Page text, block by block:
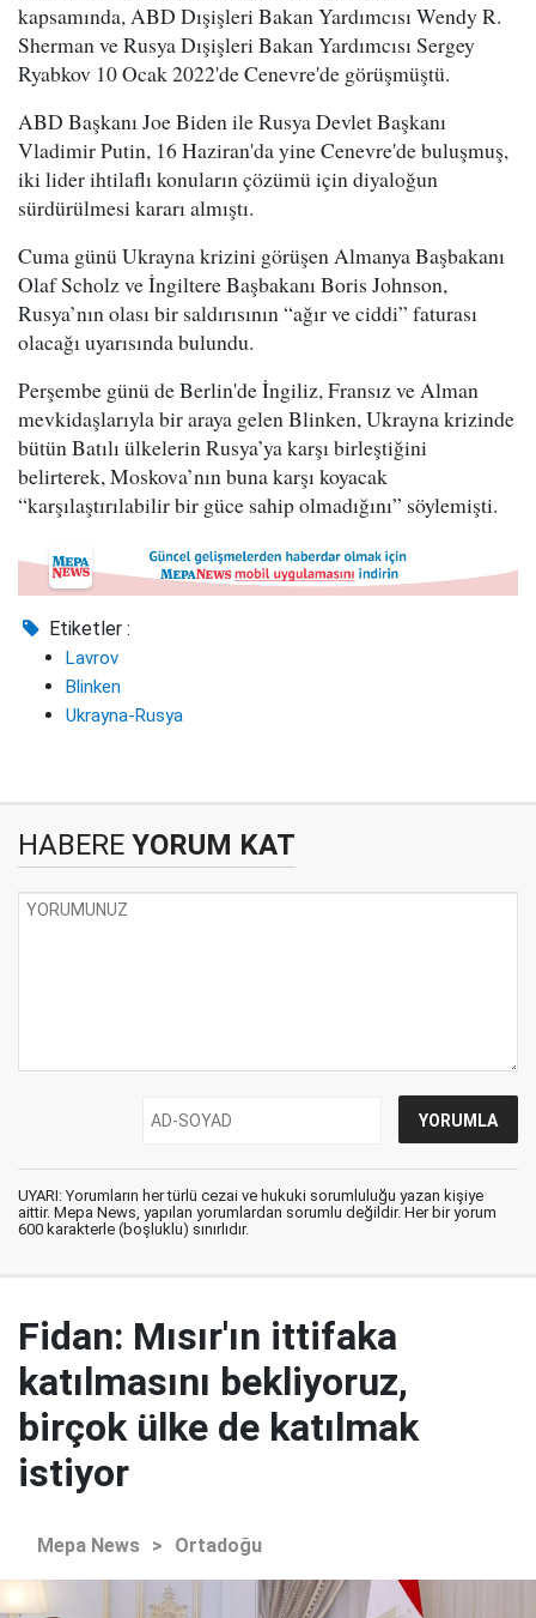
kapsamında, ABD Dışişleri Bakan Yardımcısı Wendy R.
Sherman ve Rusya Dışişleri Bakan Yardımcısı Sergey
Ryabkov 10 Ocak 2022'de Cenevre'de görüşmüştü.
ABD Başkanı Joe Biden ile Rusya Devlet Başkanı
Vladimir Putin, 16 Haziran'da yine Cenevre'de buluşmuş,
iki lider ihtilaflı konuların çözümü için diyaloğun
sürdürülmesi kararı almıştı.
Cuma günü Ukrayna krizini görüşen Almanya Başbakanı
Olaf Scholz ve İngiltere Başbakanı Boris Johnson,
Rusya’nın olası bir saldırısının “ağır ve ciddi” faturası
olacağı uyarısında bulundu.
Perşembe günü de Berlin'de İngiliz, Fransız ve Alman
mevkidaşlarıyla bir araya gelen Blinken, Ukrayna krizinde
bütün Batılı ülkelerin Rusya’ya karşı birleştiğini
belirterek, Moskova’nın buna karşı koyacak
“karşılaştırılabilir bir güce sahip olmadığını” söylemişti.
Etiketler :
Lavrov
Blinken
Ukrayna-Rusya
HABERE YORUM KAT
UYARI: Yorumların her türlü cezai ve hukuki sorumluluğu yazan kişiye
aittir. Mepa News, yapılan yorumlardan sorumlu değildir. Her bir yorum
600 karakterle (boşluklu) sınırlıdır.
Fidan: Mısır'ın ittifaka
katılmasını bekliyoruz,
birçok ülke de katılmak
istiyor
Mepa News > Ortadoğu